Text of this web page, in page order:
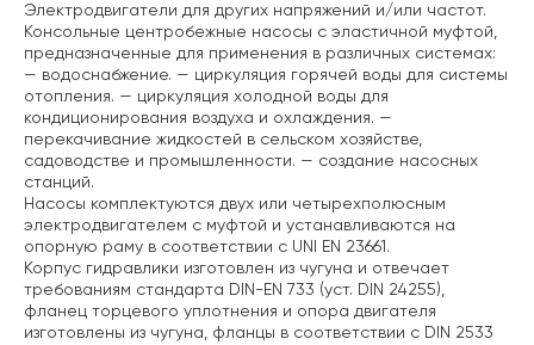
Электродвигатели для других напряжений и/или частот.
Консольные центробежные насосы с эластичной муфтой,
предназначенные для применения в различных системах:
— водоснабжение. — циркуляция горячей воды для системы
отопления. — циркуляция холодной воды для
кондиционирования воздуха и охлаждения. —
перекачивание жидкостей в сельском хозяйстве,
садоводстве и промышленности. — создание насосных
станций.
Насосы комплектуются двух или четырехполюсным
электродвигателем с муфтой и устанавливаются на
опорную раму в соответствии с UNI EN 23661.
Корпус гидравлики изготовлен из чугуна и отвечает
требованиям стандарта DIN-EN 733 (уст. DIN 24255),
фланец торцевого уплотнения и опора двигателя
изготовлены из чугуна, фланцы в соответствии с DIN 2533